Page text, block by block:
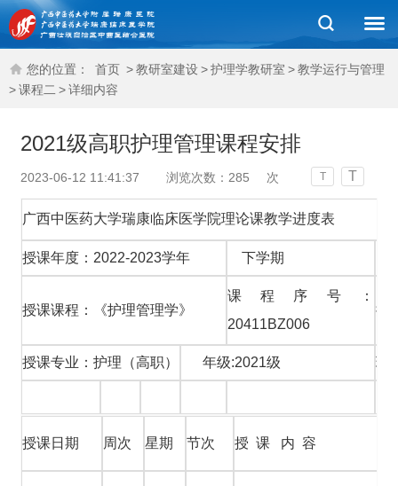
您的位置： 首页 >教研室建设 >护理学教研室 >教学运行与管理
>课程二 >详细内容
2021级高职护理管理课程安排
2023-06-12 11:41:37 浏览次数： 285 次 T T
广西中医药大学瑞康临床医学院理论课教学进度表
授课年度：2022-2023学年 下学期
授课课程：《护理管理学》
课程序号：
20411BZ006
授
授课专业：护理（高职） 年级:2021级 班
授课日期 周次 星期 节次 授 课 内 容